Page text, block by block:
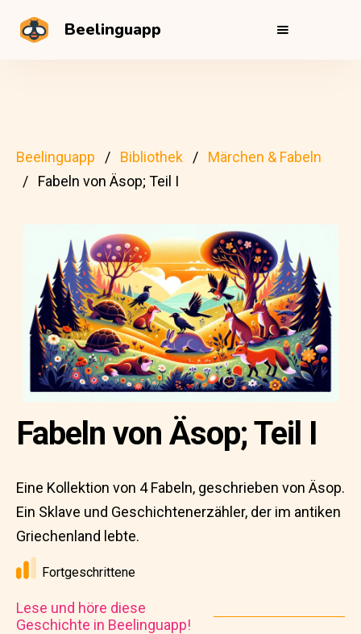
Beelinguapp
Beelinguapp Bibliothek
Märchen & Fabeln
Fabeln von Äsop; Teil I
Fabeln von Äsop; Teil I
Eine Kollektion von 4 Fabeln, geschrieben von Äsop.
Ein Sklave und Geschichtenerzähler, der im antiken
Griechenland lebte.
Fortgeschrittene
Lese und höre diese
Geschichte in Beelinguapp!